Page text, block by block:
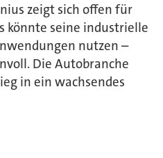
zeigt sich offen für
könnte seine industrielle
nutzen –
Die Autobranche
in ein wachsendes